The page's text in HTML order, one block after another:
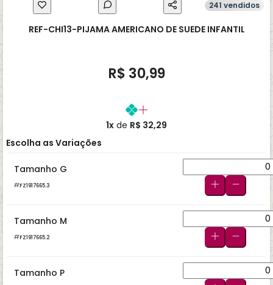
241 vendidos
REF-CHI13-PIJAMA AMERICANO DE SUEDE INFANTIL
R$ 30,99
1x de R$ 32,29
Escolha as Variações
Tamanho G
FZ1917665.3
Tamanho M
FZ1917665.2
Tamanho P